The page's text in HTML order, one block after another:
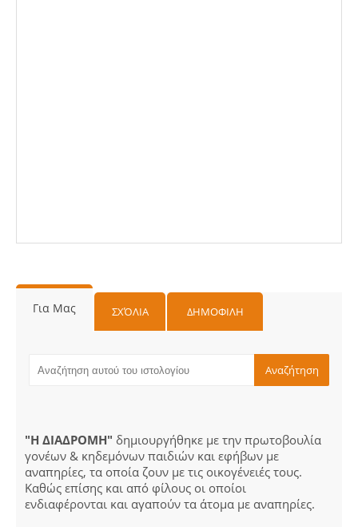
Για Μας ΣΧΌΛΙΑ ΔΗΜΟΦΙΛΗ
"Η ΔΙΑΔΡΟΜΗ" δημιουργήθηκε με την πρωτοβουλία
γονέων & κηδεμόνων παιδιών και εφήβων με
αναπηρίες, τα οποία ζουν με τις οικογένειές τους.
Καθώς επίσης και από φίλους οι οποίοι
ενδιαφέρονται και αγαπούν τα άτομα με αναπηρίες.